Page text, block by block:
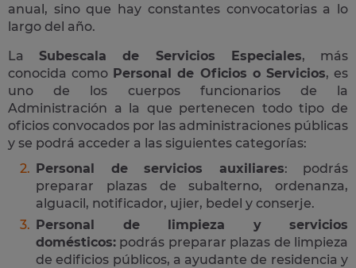
anual, sino que hay constantes convocatorias a lo
largo del año.
LaSubescala de Servicios Especiales, más
conocida como Personal de Oficios o Servicios, es
uno de los cuerpos funcionarios de la
Administración a la que pertenecen todo tipo de
oficios convocados por las administraciones públicas
y se podrá acceder a las siguientes categorías:
Personal de servicios auxiliares: podrás
preparar plazas de subalterno, ordenanza,
alguacil, notificador, ujier, bedel y conserje.
Personal de limpieza y servicios
domésticos: podrás preparar plazas de limpieza
de edificios públicos, a ayudante de residencia y